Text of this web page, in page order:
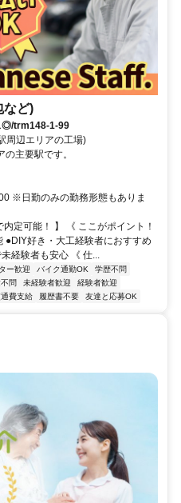
など)
◎/trm148-1-99
周辺エリアの工場)
主要駅です。
※日勤のみの勤務形態もありま
定可能！ 】 《 ここがポイント！
●DIY好き・大工経験者におすすめ
経験者も安心 《 仕...
ー歓迎 バイク通勤OK
学歴不問
問 未経験者歓迎
経験者歓迎
費支給 履歴書不要 友達と応募OK